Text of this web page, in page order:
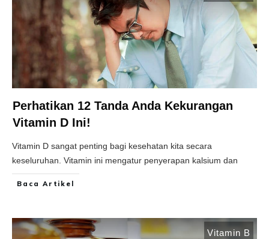
Perhatikan 12 Tanda Anda Kekurangan
Vitamin D Ini!
Vitamin D sangat penting bagi kesehatan kita secara
keseluruhan. Vitamin ini mengatur penyerapan kalsium dan
Baca Artikel
Vitamin B